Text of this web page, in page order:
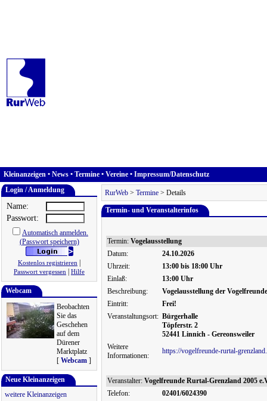
Kleinanzeigen • News • Termine • Vereine • Impressum/Datenschutz
Login / Anmeldung
Name:
Passwort:
Automatisch anmelden.
(Passwort speichern)
Kostenlos registrieren
Passwort vergessen Hilfe
Webcam
Beobachten
Sie das
Geschehen
auf dem
Dürener
Marktplatz
[ Webcam ]
Neue Kleinanzeigen
weitere Kleinanzeigen
RurWeb > Termine > Details
Termin- und Veranstalterinfos
Termin: Vogelausstellung
Datum:
24.10.2026
Uhrzeit:
13:00 bis 18:00 Uhr
Einlaß:
13:00 Uhr
Beschreibung:
Vogelausstellung der
Eintritt:
Frei!
Veranstaltungsort: Bürgerhalle
Töpferstr. 2
52441 Linnich - Gereonsweiler
Weitere
Informationen:
https://vogelfreunde-rurtal-
Veranstalter: Vogelfreunde Rurtal-Grenzland 2005
Telefon:
02401/6024390